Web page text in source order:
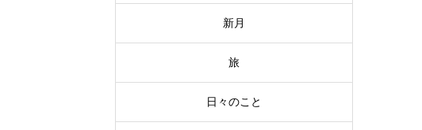
新月
旅
日々のこと